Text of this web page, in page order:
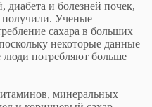
диабета и болезней почек,
получили. Ученые
сахара в больших
некоторые данные
люди потребляют больше
минеральных